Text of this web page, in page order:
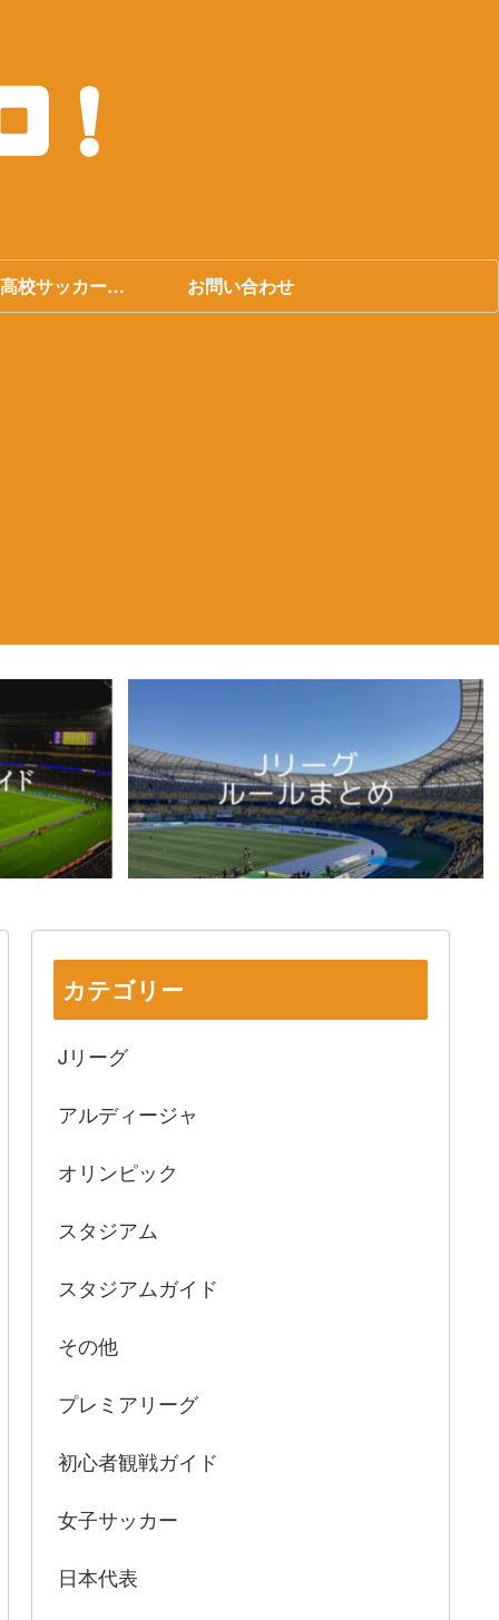
校サッカー選
大会まとめ
お問い合わせ
カテゴリー
Jリーグ
アルディージャ
オリンピック
スタジアム
スタジアムガイド
その他
プレミアリーグ
初心者観戦ガイド
女子サッカー
日本代表